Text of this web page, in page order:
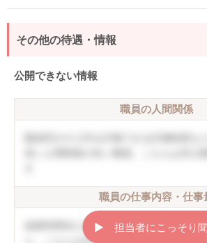
その他の待遇・情報
公開できない情報
職員の人間関係
職員の仕事内容・仕事
就業時間内に終わることができ、持ち帰
▶︎ 担当者にこっそり聞